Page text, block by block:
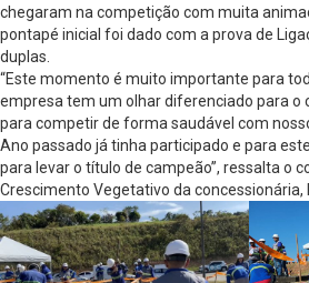
chegaram na competição com muita
pontapé inicial foi dado com a prova de
duplas.
“Este momento é muito importante para
empresa tem um olhar diferenciado para o
para competir de forma saudável com
Ano passado já tinha participado e para
para levar o título de campeão”, ressalta o
Crescimento Vegetativo da concessionária,